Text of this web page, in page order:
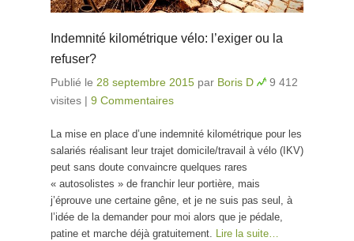
Indemnité kilométrique vélo: l’exiger ou la
refuser?
Publié le 28 septembre 2015 par Boris D
9 412
visites | 9 Commentaires
La mise en place d’une indemnité kilométrique pour les
salariés réalisant leur trajet domicile/travail à vélo (IKV)
peut sans doute convaincre quelques rares
« autosolistes » de franchir leur portière, mais
j’éprouve une certaine gêne, et je ne suis pas seul, à
l’idée de la demander pour moi alors que je pédale,
patine et marche déjà gratuitement. Lire la suite…